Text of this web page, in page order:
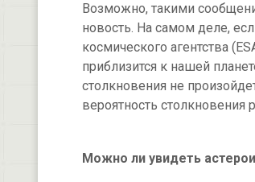
Возможно, такими
новость. На самом деле,
космического агентства
приблизится к нашей
столкновения не
вероятность столкновения
Можно ли увидеть